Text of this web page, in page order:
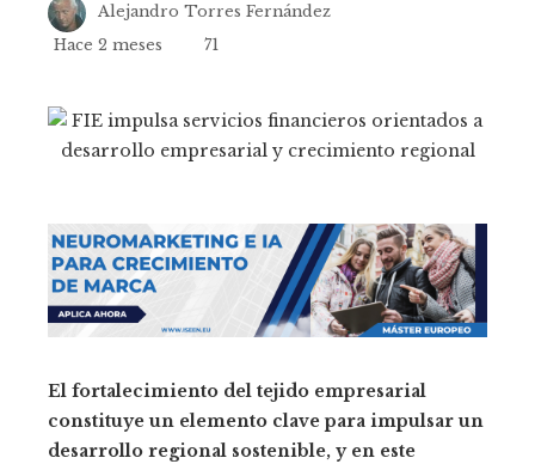
Alejandro Torres Fernández
Hace 2 meses
71
El fortalecimiento del tejido empresarial
constituye un elemento clave para impulsar un
desarrollo regional sostenible, y en este